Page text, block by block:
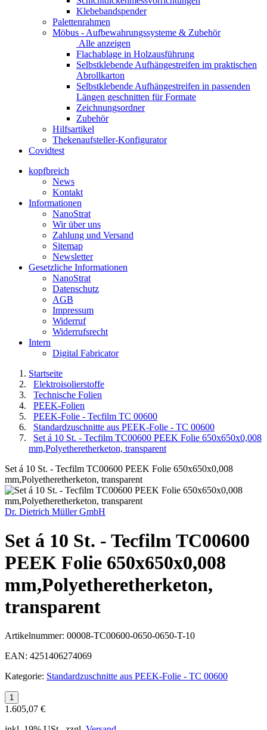
Klebebandspender
Palettenrahmen
Möbus - Aufbewahrungssysteme & Zubehör
Alle anzeigen
Flachablage in Holzausführung
Selbstklebende Aufhängestreifen im praktischen
Abrollkarton
Selbstklebende Aufhängestreifen in passenden
Längen geschnitten für Formate
Zeichnungsordner
Zubehör
Hilfsartikel
Thekenaufsteller-Konfigurator
Covidtest
kopfbreich
News
Kontakt
Informationen
NanoStrat
Wir über uns
Zahlung und Versand
Sitemap
Newsletter
Gesetzliche Informationen
NanoStrat
Datenschutz
AGB
Impressum
Widerruf
Widerrufsrecht
Intern
Digital Fabricator
Startseite
Elektroisolierstoffe
Technische Folien
PEEK-Folien
PEEK-Folie - Tecfilm TC 00600
Standardzuschnitte aus PEEK-Folie - TC 00600
Set á 10 St. - Tecfilm TC00600 PEEK Folie 650x650x0,008
mm,Polyetheretherketon, transparent
Set á 10 St. - Tecfilm TC00600 PEEK Folie 650x650x0,008
mm,Polyetheretherketon, transparent
Dr. Dietrich Müller GmbH
Set á 10 St. - Tecfilm TC00600
PEEK Folie 650x650x0,008
mm,Polyetheretherketon,
transparent
Artikelnummer: 00008-TC00600-0650-0650-T-10
EAN: 4251406274069
Kategorie: Standardzuschnitte aus PEEK-Folie - TC 00600
1.605,07 €